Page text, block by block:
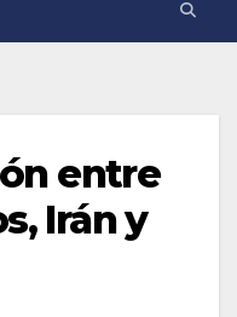
entre
Irán y